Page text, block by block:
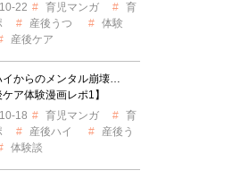
22
育児マンガ
育
産後うつ
体験
産後ケア
イからのメンタル崩壊…
ケア体験漫画レポ1】
18
育児マンガ
育
産後ハイ
産後う
体験談